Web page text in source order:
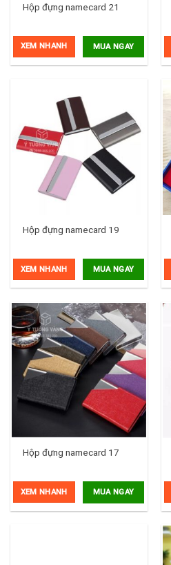
Hộp đựng namecard 21
MUA NGAY
XEM NHANH
Hộp đựng namecard 19
MUA NGAY
XEM NHANH
Hộp đựng namecard 17
MUA NGAY
XEM NHANH